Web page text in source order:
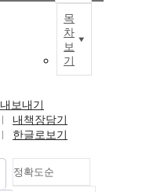
목
차
보
기
내보내기
내책장담기
한글로보기
정확도순